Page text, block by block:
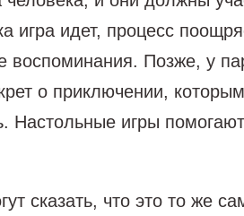
игра идет, процесс
воспоминания. Позже, у
о приключении,
Настольные игры
сказать, что это то же